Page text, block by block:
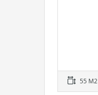
55 M2